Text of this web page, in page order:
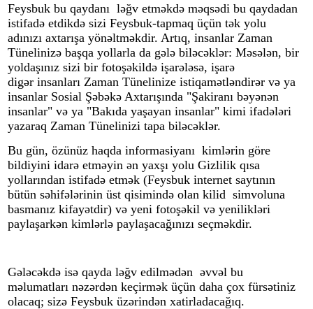
Feysbuk bu qaydanı ləğv etməkdə məqsədi bu qaydadan
istifadə etdikdə sizi Feysbuk-tapmaq üçün tək yolu
adınızı axtarışa yönəltməkdir. Artıq, insanlar Zaman
Tünelinizə başqa yollarla da gələ biləcəklər: Məsələn, bir
yoldaşınız sizi bir fotoşəkildə işarələsə, işarə
digər insanları Zaman Tünelinize istiqamətləndirər və ya
insanlar Sosial Şəbəkə Axtarışında "Şakiranı bəyənən
insanlar" və ya "Bakıda yaşayan insanlar" kimi ifadələri
yazaraq Zaman Tünelinizi tapa biləcəklər.
Bu gün, özünüz haqda informasiyanı kimlərin göre
bildiyini idarə etməyin ən yaxşı yolu Gizlilik qısa
yollarından istifadə etmək (Feysbuk internet saytının
bütün səhifələrinin üst qisimində olan kilid simvoluna
basmanız kifayətdir) və yeni fotoşəkil və yenilikləri
paylaşarkən kimlərlə paylaşacağınızı seçməkdir.
Gələcəkdə isə qayda ləğv edilmədən əvvəl bu
məlumatları nəzərdən keçirmək üçün daha çox fürsətiniz
olacaq; sizə Feysbuk üzərindən xatirladacağıq.